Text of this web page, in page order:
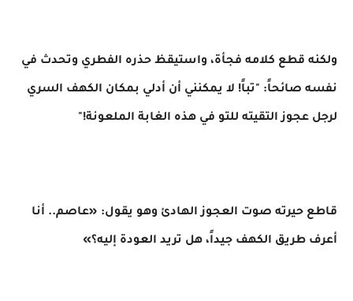
ولكنه قطع كلامه فجأة، واستيقظ حذره الفطري وتحدث في
نفسه صائحاً: "تباً! لا يمكنني أن أدلي بمكان الكهف السري
لرجل عجوز التقيته للتو في هذه الغابة الملعونة!"
​قاطع حيرته صوت العجوز الهادئ وهو يقول: «عاصم.. أنا
أعرف طريق الكهف جيداً، هل تريد العودة إليه؟»